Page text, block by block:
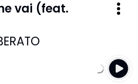
vai (feat.